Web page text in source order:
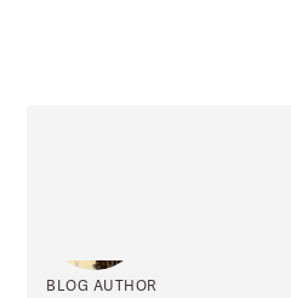
BLOG AUTHOR